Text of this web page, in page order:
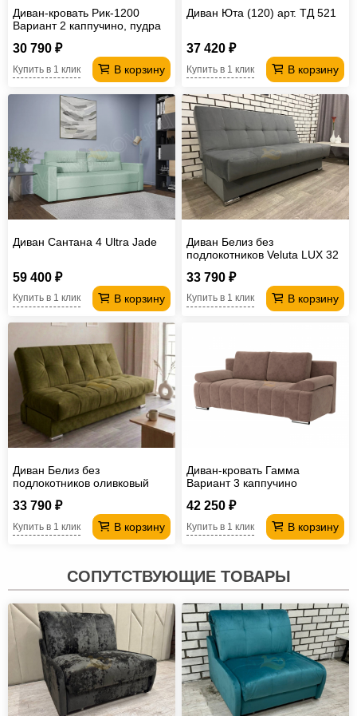
Диван-кровать Рик-1200
Вариант 2 каппучино, пудра
30 790 ₽
В корзину
Купить в 1 клик
Диван Юта (120) арт. ТД 521
37 420 ₽
В корзину
Купить в 1 клик
Диван Сантана 4 Ultra Jade
59 400 ₽
В корзину
Купить в 1 клик
Диван Белиз без
подлокотников Velutа LUX 32
33 790 ₽
В корзину
Купить в 1 клик
Диван Белиз без
подлокотников оливковый
33 790 ₽
В корзину
Купить в 1 клик
Диван-кровать Гамма
Вариант 3 каппучино
42 250 ₽
В корзину
Купить в 1 клик
СОПУТСТВУЮЩИЕ ТОВАРЫ